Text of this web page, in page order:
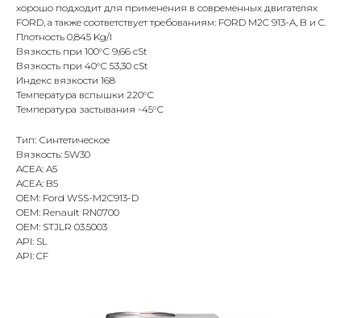
хорошо подходит для применения в современных двигателях
FORD, а также соответствует требованиям: FORD M2C 913-A, B и C.
Плотность 0,845 Kg/l
Вязкость при 100°С 9,66 cSt
Вязкость при 40°С 53,30 cSt
Индекс вязкости 168
Температура вспышки 220°С
Температура застывания -45°С
Тип: Синтетическое
Вязкость: 5W30
ACEA: A5
ACEA: B5
OEM: Ford WSS-M2C913-D
OEM: Renault RN0700
OEM: STJLR 03.5003
API: SL
API: CF